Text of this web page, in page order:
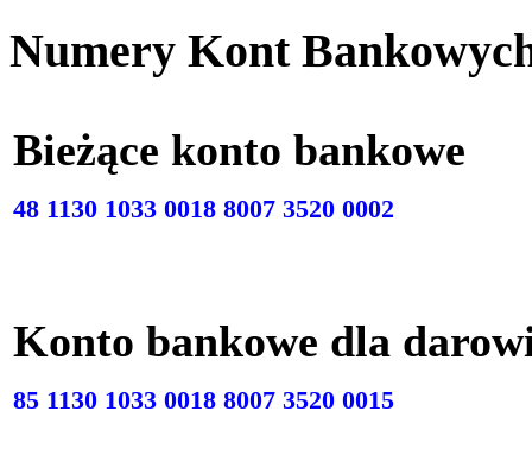
Numery Kont
Bieżące konto
48 1130 1033 0018 8007 3520 0002
Konto bankowe dla
85 1130 1033 0018 8007 3520 0015